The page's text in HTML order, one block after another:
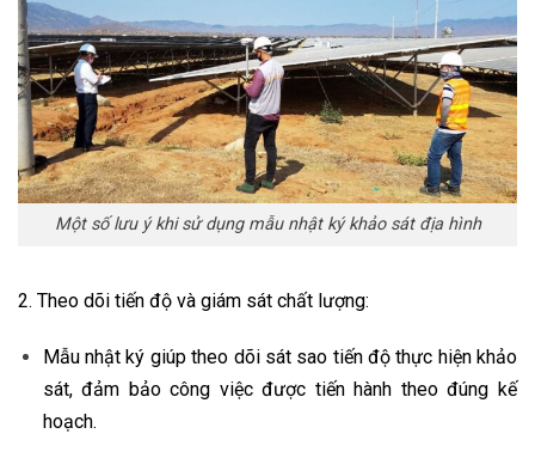
Một số lưu ý khi sử dụng mẫu nhật ký khảo sát địa hình
2. Theo dõi tiến độ và giám sát chất lượng:
Mẫu nhật ký giúp theo dõi sát sao tiến độ thực hiện khảo
sát, đảm bảo công việc được tiến hành theo đúng kế
hoạch.